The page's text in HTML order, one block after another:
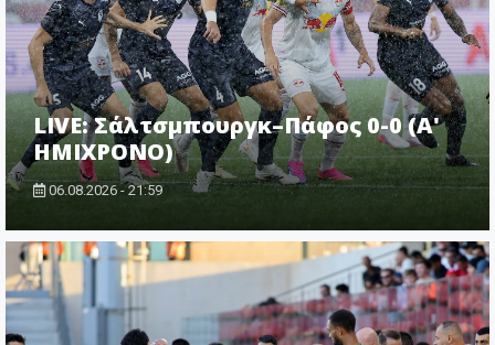
LIVE: Σάλτσμπουργκ–Πάφος 0-0 (Α'
ΗΜΙΧΡΟΝΟ)
06.08.2026 - 21:59